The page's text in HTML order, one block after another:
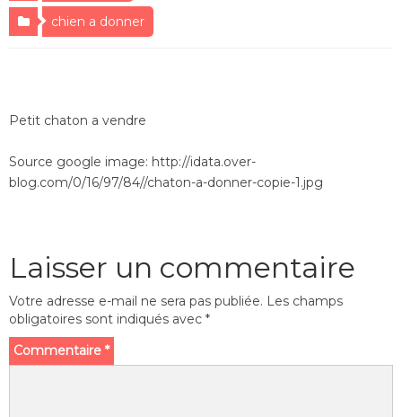
chien a donner
Petit chaton a vendre
Source google image: http://idata.over-
blog.com/0/16/97/84//chaton-a-donner-copie-1.jpg
Laisser un commentaire
Votre adresse e-mail ne sera pas publiée. Les champs
obligatoires sont indiqués avec *
Commentaire *